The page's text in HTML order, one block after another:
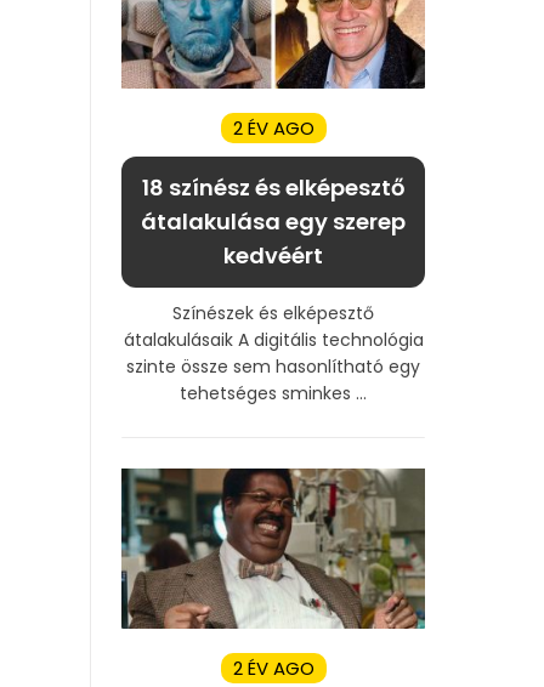
2 ÉV AGO
18 színész és elképesztő
átalakulása egy szerep
kedvéért
Színészek és elképesztő
átalakulásaik A digitális technológia
szinte össze sem hasonlítható egy
tehetséges sminkes ...
2 ÉV AGO